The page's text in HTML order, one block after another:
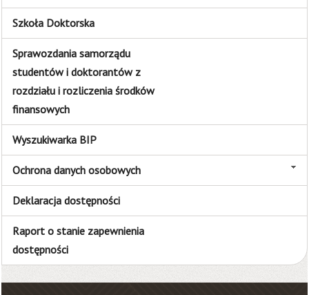
Szkoła Doktorska
Sprawozdania samorządu
studentów i doktorantów z
rozdziału i rozliczenia środków
finansowych
Wyszukiwarka BIP
Ochrona danych osobowych
Deklaracja dostępności
Raport o stanie zapewnienia
dostępności